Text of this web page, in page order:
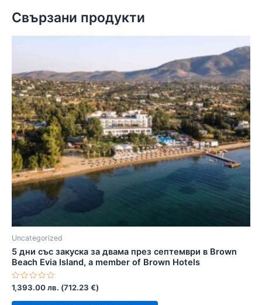
Свързани продукти
Uncategorized
5 дни със закуска за двама през септември в Brown
Beach Evia Island, a member of Brown Hotels
Оценено
с
0
1,393.00лв. (712.23 €)